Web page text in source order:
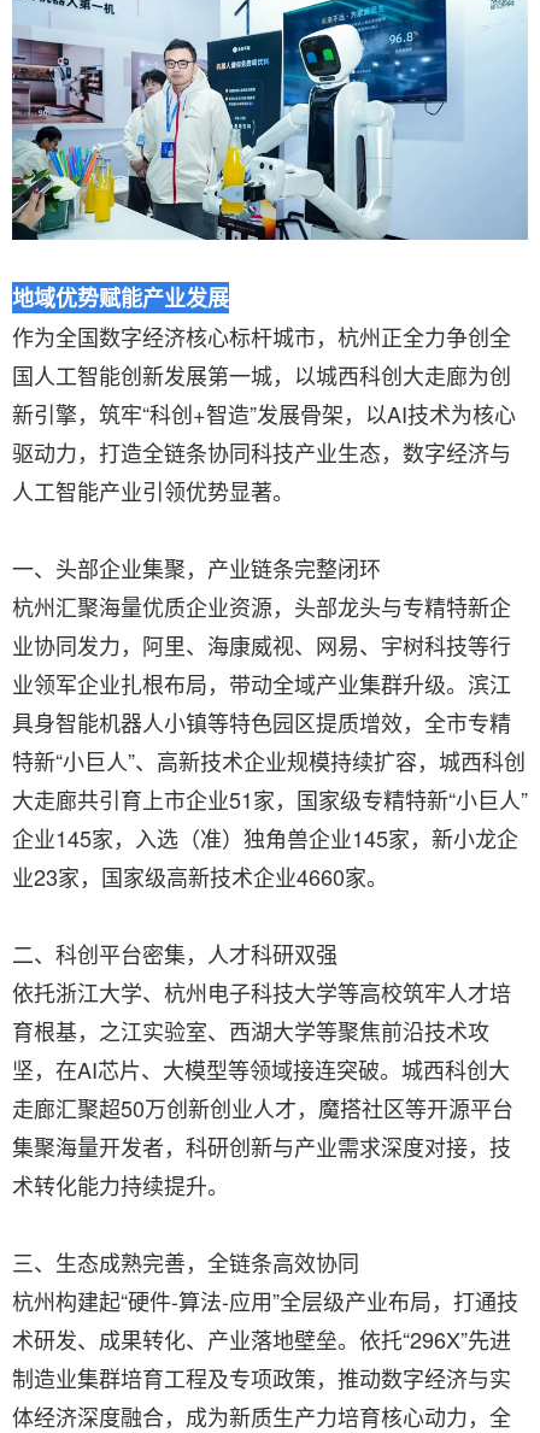
地域优势赋能产业发展
作为全国数字经济核心标杆城市，杭州正全力争创全
国人工智能创新发展第一城，以城西科创大走廊为创
新引擎，筑牢“科创+智造”发展骨架，以AI技术为核心
驱动力，打造全链条协同科技产业生态，数字经济与
人工智能产业引领优势显著。
一、头部企业集聚，产业链条完整闭环
杭州汇聚海量优质企业资源，头部龙头与专精特新企
业协同发力，阿里、海康威视、网易、宇树科技等行
业领军企业扎根布局，带动全域产业集群升级。滨江
具身智能机器人小镇等特色园区提质增效，全市专精
特新“小巨人”、高新技术企业规模持续扩容，城西科创
大走廊共引育上市企业51家，国家级专精特新“小巨人”
企业145家，入选（准）独角兽企业145家，新小龙企
业23家，国家级高新技术企业4660家。
二、科创平台密集，人才科研双强
依托浙江大学、杭州电子科技大学等高校筑牢人才培
育根基，之江实验室、西湖大学等聚焦前沿技术攻
坚，在AI芯片、大模型等领域接连突破。城西科创大
走廊汇聚超50万创新创业人才，魔搭社区等开源平台
集聚海量开发者，科研创新与产业需求深度对接，技
术转化能力持续提升。
三、生态成熟完善，全链条高效协同
杭州构建起“硬件-算法-应用”全层级产业布局，打通技
术研发、成果转化、产业落地壁垒。依托“296X”先进
制造业集群培育工程及专项政策，推动数字经济与实
体经济深度融合，成为新质生产力培育核心动力，全